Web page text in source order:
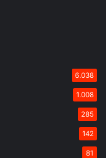
6.038
1.008
285
142
81